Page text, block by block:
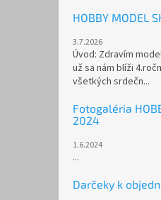
HOBBY MODEL
3.7.2026
Úvod: Zdravím
už sa nám blíži
všetkých srdečn...
Fotogaléria
2024
1.6.2024
...
Darčeky k